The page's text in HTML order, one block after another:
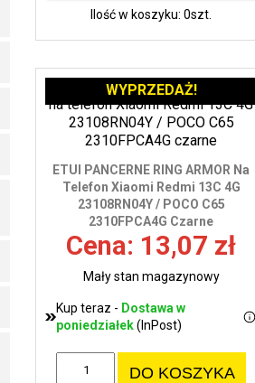
Ilość w koszyku: 0szt.
ETUI PANCERNE RING ARMOR Na
Telefon Xiaomi Redmi 13C 4G
23108RN04Y / POCO C65
2310FPCA4G Czarne
Cena: 13,07 zł
Mały stan magazynowy
Kup teraz - Dostawa w
poniedziałek(InPost)
DO KOSZYKA
WYPRZEDAŻ!